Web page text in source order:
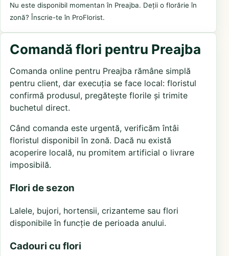
Nu este disponibil momentan în Preajba. Deții o florărie în
zonă? Înscrie-te în ProFlorist.
Comandă flori pentru Preajba
Comanda online pentru Preajba rămâne simplă
pentru client, dar execuția se face local: floristul
confirmă produsul, pregătește florile și trimite
buchetul direct.
Când comanda este urgentă, verificăm întâi
floristul disponibil în zonă. Dacă nu există
acoperire locală, nu promitem artificial o livrare
imposibilă.
Flori de sezon
Lalele, bujori, hortensii, crizanteme sau flori
disponibile în funcție de perioada anului.
Cadouri cu flori